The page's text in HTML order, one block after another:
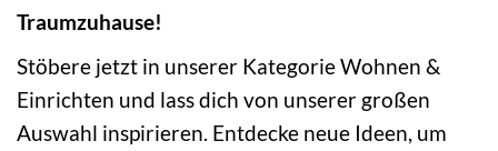
Traumzuhause!
Stöbere jetzt in unserer Kategorie Wohnen &
Einrichten und lass dich von unserer großen
Auswahl inspirieren. Entdecke neue Ideen, um